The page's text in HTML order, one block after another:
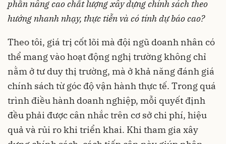
phần nâng cao chất lượng xây dựng chính sách theo
hướng nhanh nhạy, thực tiễn và có tính dự báo cao?
Theo tôi, giá trị cốt lõi mà đội ngũ doanh nhân có
thể mang vào hoạt động nghị trường không chỉ
nằm ở tư duy thị trường, mà ở khả năng đánh giá
chính sách từ góc độ vận hành thực tế. Trong quá
trình điều hành doanh nghiệp, mỗi quyết định
đều phải được cân nhắc trên cơ sở chi phí, hiệu
quả và rủi ro khi triển khai. Khi tham gia xây